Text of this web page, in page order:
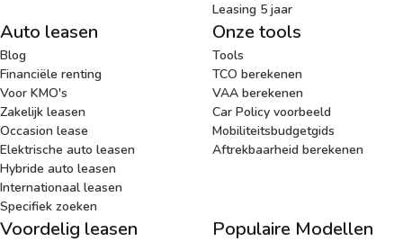
Leasing 5 jaar
Auto leasen
Blog
Financiële renting
Voor KMO's
Zakelijk leasen
Occasion lease
Elektrische auto leasen
Hybride auto leasen
Internationaal leasen
Specifiek zoeken
Onze tools
Tools
TCO berekenen
VAA berekenen
Car Policy voorbeeld
Mobiliteitsbudgetgids
Aftrekbaarheid berekenen
Voordelig leasen Populaire Modellen